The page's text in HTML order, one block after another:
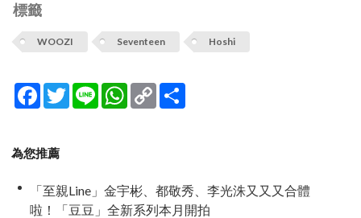
標籤
WOOZI Seventeen Hoshi
Facebook
TwitterLine WhatsApp
Copy
Link
為您推薦
「至親Line」金宇彬、都敬秀、李光洙又又又合體
啦！「豆豆」全新系列本月開拍